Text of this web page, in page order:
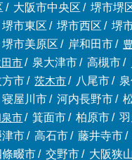
大阪市中央区
堺市堺
堺市東区 堺市西区
堺
堺市美原区 岸和田市
市 泉大津市 高槻市
方市 茨木市 八尾市
寝屋川市 河内長野市
市 箕面市 柏原市
津市 高石市 藤井寺市
條畷市 交野市 大阪狭